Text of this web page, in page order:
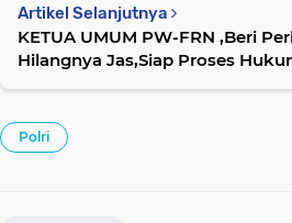
Artikel Selanjutnya
KETUA UMUM PW-FRN ,Beri
Hilangnya Jas,Siap Proses
Polri